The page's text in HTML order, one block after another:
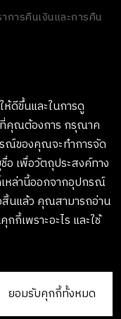
การคืนเงินและการคืน
าก LUSH
างๆและอื่นๆอีกมากมาย
วนตัวของคุณให้แก่
สารได้ทุกเมื่อ
ห้ดีขึ้นและในการดู
ที่คุณต้องการ กรุณาค
ณ์ของคุณจะทำการจัด
อ เพื่อวัตถุประสงค์ทาง
หล่านี้ออกจากอุปกรณ์
นแล้ว คุณสามารถอ่าน
กี้เพราะอะไร และใช้
ยอมรับคุกกี้ทั้งหมด